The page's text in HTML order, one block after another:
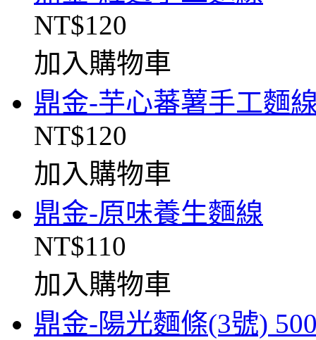
NT$120
加入購物車
鼎金-芋心蕃薯手工麵
NT$120
加入購物車
鼎金-原味養生麵線
NT$110
加入購物車
鼎金-陽光麵條(3號)